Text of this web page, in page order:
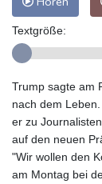
Textgröße:
Trump sagte am
nach dem
er zu
auf den neuen
"Wir wollen den
am Montag bei